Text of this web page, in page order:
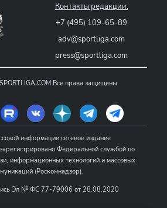
Контакты редакции:
+7 (495) 109-65-89
adv@sportliga.com
press@sportliga.com
SPORTLIGA.COM Все права защищены
информации сетевое издание
Федеральной службой по
информационных технологий и массовых
(Роскомнадзор).
Эл № ФС 77-79006 от 28.08.2020